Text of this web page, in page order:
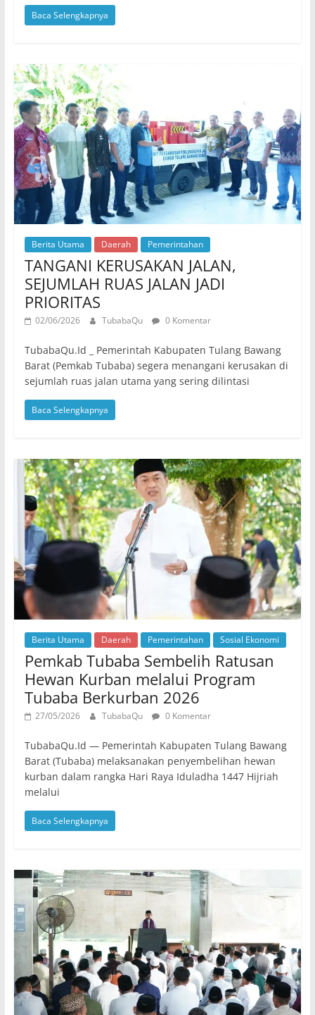
Baca Selengkapnya
Berita Utama Daerah Pemerintahan
TANGANI KERUSAKAN JALAN,
SEJUMLAH RUAS JALAN JADI
PRIORITAS
02/06/2026 TubabaQu 0 Komentar
TubabaQu.Id _ Pemerintah Kabupaten Tulang Bawang
Barat (Pemkab Tubaba) segera menangani kerusakan di
sejumlah ruas jalan utama yang sering dilintasi
Baca Selengkapnya
Berita Utama Daerah Pemerintahan Sosial Ekonomi
Pemkab Tubaba Sembelih Ratusan
Hewan Kurban melalui Program
Tubaba Berkurban 2026
27/05/2026 TubabaQu 0 Komentar
TubabaQu.Id — Pemerintah Kabupaten Tulang Bawang
Barat (Tubaba) melaksanakan penyembelihan hewan
kurban dalam rangka Hari Raya Iduladha 1447 Hijriah
melalui
Baca Selengkapnya